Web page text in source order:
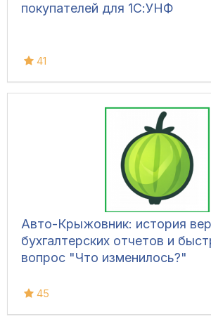
покупателей для 1С:УНФ
41
Авто-Крыжовник: история
бухгалтерских отчетов и
вопрос "Что изменилось?"
45